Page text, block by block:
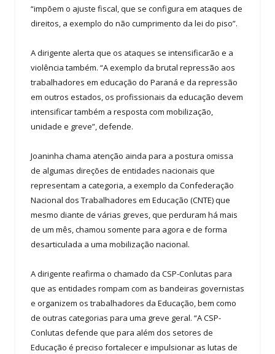
“impõem o ajuste fiscal, que se configura em ataques de
direitos, a exemplo do não cumprimento da lei do piso”.
A dirigente alerta que os ataques se intensificarão e a
violência também. “A exemplo da brutal repressão aos
trabalhadores em educação do Paraná e da repressão
em outros estados, os profissionais da educação devem
intensificar também a resposta com mobilização,
unidade e greve”, defende.
Joaninha chama atenção ainda para a postura omissa
de algumas direções de entidades nacionais que
representam a categoria, a exemplo da Confederação
Nacional dos Trabalhadores em Educação (CNTE) que
mesmo diante de várias greves, que perduram há mais
de um mês, chamou somente para agora e de forma
desarticulada a uma mobilização nacional.
A dirigente reafirma o chamado da CSP-Conlutas para
que as entidades rompam com as bandeiras governistas
e organizem os trabalhadores da Educação, bem como
de outras categorias para uma greve geral. “A CSP-
Conlutas defende que para além dos setores de
Educação é preciso fortalecer e impulsionar as lutas de